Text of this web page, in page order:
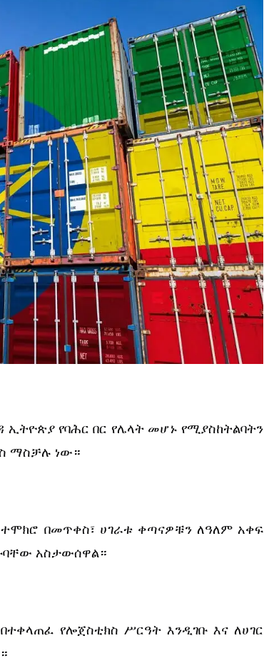
የባሕር በር የሌላት መሆኑ የሚያስከትልባትን
ማስቻሉ ነው።
በመጥቀስ፣ ሀገራቱ ቀጣናዎቹን ለዓለም አቀፍ
አስታውሰዋል።
የሎጀስቲክስ ሥርዓት እንዲገቡ እና ለሀገር